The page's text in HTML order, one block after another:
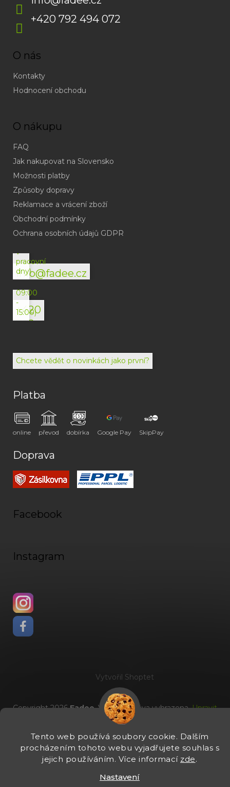
Tento web používá soubory cookie. Dalším
procházením tohoto webu vyjadřujete souhlas s
jejich používáním. Více informací zde.
Nastavení
+420 792 494 072
O nás
Kontakty
Hodnocení obchodu
O nákupu
FAQ
Jak nakupovat na Slovensko
Možnosti platby
Způsoby dopravy
Reklamace a vrácení zboží
Obchodní podmínky
Ochrana osobních údajů GDPR
info@fadee.cz
(odpověď
do
v
pracovní
dny)
+420
792
072
(Po-
09:00
-
15:00)
Chcete vědět o novinkách jako první?
Platba
online převod dobírka Google Pay SkipPay
Doprava
Facebook
Instagram
Vytvořil Shoptet
Copyright 2026Fadee. Všechna práva vyhrazena.Upravit
nastavení cookies